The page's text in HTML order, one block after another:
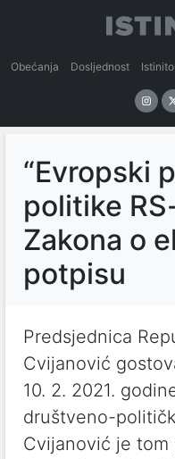
Obećanja Dosljednost
“Evropski
politike
Zakona o
potpisu
Predsjednica
Cvijanović
10. 2. 2021.
društveno-
Cvijanović je